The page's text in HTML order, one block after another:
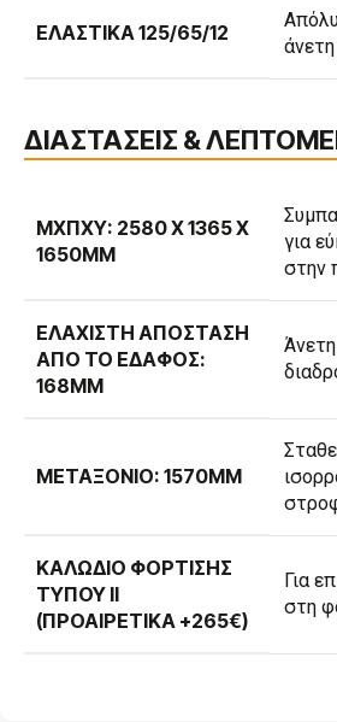
ΕΛΑΣΤΙΚΆ 125/65/12
ΔΙΑΣΤΑΣΕΙΣ &
ΜXΠXΥ: 2580 X 1365 X
1650MM
για
στην
ΕΛΆΧΙΣΤΗ ΑΠΌΣΤΑΣΗ
ΑΠΌ ΤΟ ΈΔΑΦΟΣ:
168MM
ΜΕΤΑΞΌΝΙΟ: 1570MM
ΚΑΛΏΔΙΟ ΦΌΡΤΙΣΗΣ
ΤΎΠΟΥ II
(ΠΡΟΑΙΡΕΤΙΚΆ +265€)
Για
στη